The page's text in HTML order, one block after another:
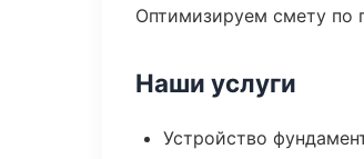
Оптимизируем смету по
Наши услуги
Устройство